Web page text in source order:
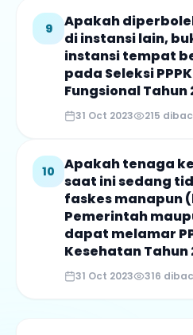
9
Apakah
di instansi lain,
instansi tempat
pada Seleksi
Fungsional Tahun
31 Oct 2023 215
10
Apakah tenaga
saat ini sedang
faskes manapun
Pemerintah
dapat melamar
Kesehatan Tahun
31 Oct 2023 316